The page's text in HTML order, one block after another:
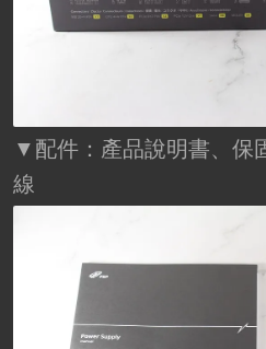
▼配件：產品說明書、保
線